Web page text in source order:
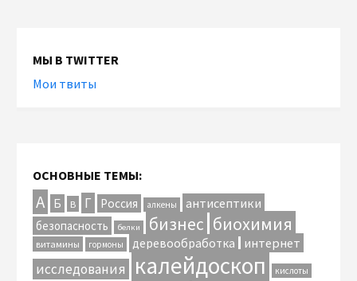
МЫ В TWITTER
Мои твиты
ОСНОВНЫЕ ТЕМЫ:
А Б В Г Россия алкены антисептики
безопасность белки бизнес биохимия
витамины гормоны деревообработка интернет
исследования калейдоскоп кислоты